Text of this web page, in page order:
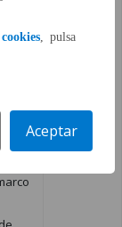
la
, pulsa
Aceptar